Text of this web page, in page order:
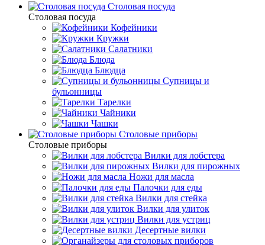
Столовая посуда
Столовая посуда
Кофейники
Кружки
Салатники
Блюда
Блюдца
Супницы и
бульонницы
Тарелки
Чайники
Чашки
Cтоловые приборы
Cтоловые приборы
Вилки для лобстера
Вилки для пирожных
Ножи для масла
Палочки для еды
Вилки для стейка
Вилки для улиток
Вилки для устриц
Десертные вилки